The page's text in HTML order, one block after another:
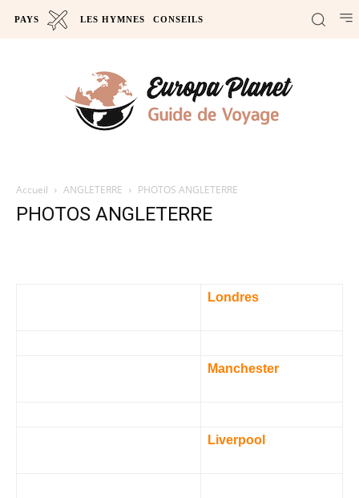
PAYS LES HYMNES CONSEILS
Accueil ANGLETERRE PHOTOS ANGLETERRE
PHOTOS ANGLETERRE
Londres
Manchester
Liverpool